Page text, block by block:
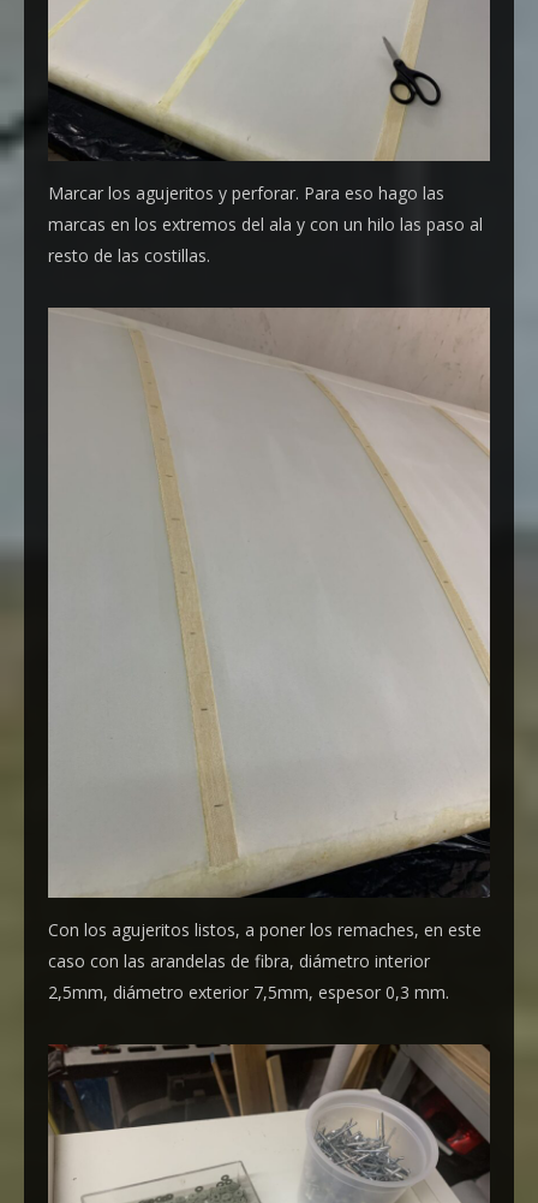
Marcar los agujeritos y perforar. Para eso hago las
marcas en los extremos del ala y con un hilo las paso al
resto de las costillas.
Con los agujeritos listos, a poner los remaches, en este
caso con las arandelas de fibra, diámetro interior
2,5mm, diámetro exterior 7,5mm, espesor 0,3 mm.